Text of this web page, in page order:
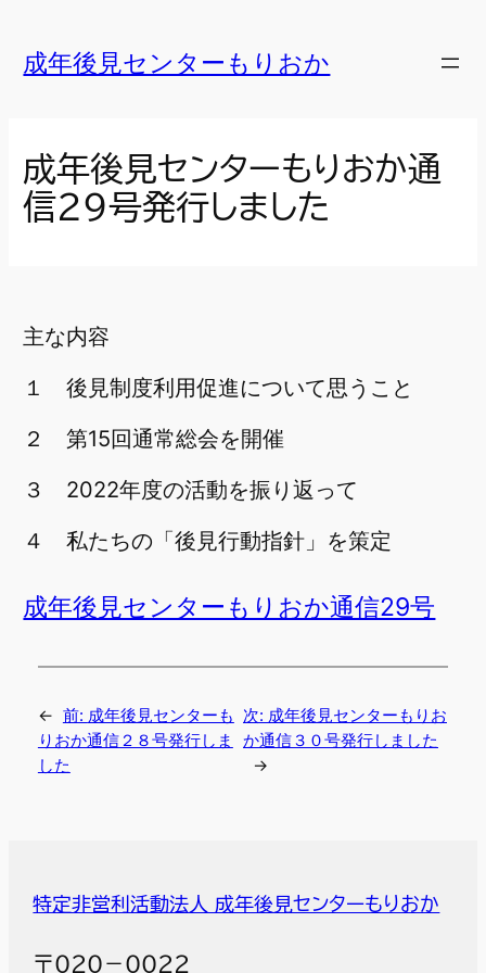
容
キ
ッ
プ
成年後見センターもりおか
成年後見センターもりおか通
信２９号発行しました
主な内容
１ 後見制度利用促進について思うこと
２ 第15回通常総会を開催
３ 2022年度の活動を振り返って
４ 私たちの「後見行動指針」を策定
成年後見センターもりおか通信29号
← 前: 成年後見センターも
りおか通信２８号発行しま
した
次: 成年後見センターもりお
か通信３０号発行しました
→
特定非営利活動法人 成年後見センターもりおか
〒０２０－００２２